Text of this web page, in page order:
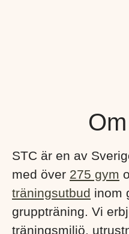
STC är en av
med över 275 gym
träningsutbud inom
gruppträning. Vi
träningsmiljö,